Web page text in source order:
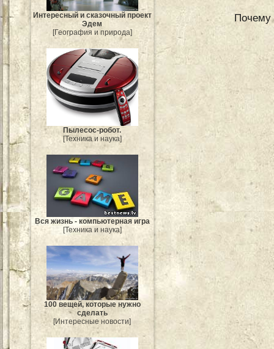
Интересный и сказочный проект
Эдем
[География и природа]
Пылесос-робот.
[Техника и наука]
Вся жизнь - компьютерная игра
[Техника и наука]
100 вещей, которые нужно
сделать
[Интересные новости]
Почему